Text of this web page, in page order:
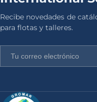
Recibe novedades de
para flotas y talleres.